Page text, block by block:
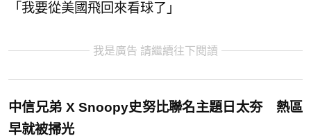
「我要從美國飛回來看球了」
我是廣告 請繼續往下閱讀
中信兄弟 X Snoopy史努比聯名主題日太夯 熱區
早就被掃光